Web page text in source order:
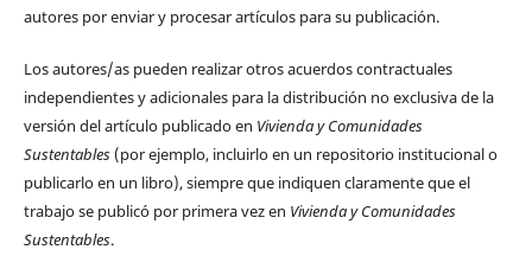
autores por enviar y procesar artículos para su publicación.
Los autores/as pueden realizar otros acuerdos contractuales
independientes y adicionales para la distribución no exclusiva de la
versión del artículo publicado en Vivienda y Comunidades
Sustentables(por ejemplo, incluirlo en un repositorio institucional o
publicarlo en un libro), siempre que indiquen claramente que el
trabajo se publicó por primera vez en Vivienda y Comunidades
Sustentables.